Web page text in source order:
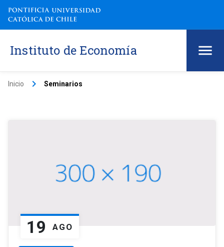
Instituto de Economía
Inicio keyboard_arrow_right Seminarios
19 AGO